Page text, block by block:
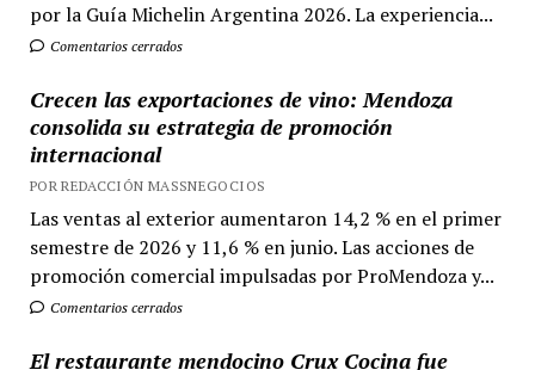
por la Guía Michelin Argentina 2026. La experiencia...
Comentarios cerrados
Crecen las exportaciones de vino: Mendoza
consolida su estrategia de promoción
internacional
POR REDACCIÓN MASSNEGOCIOS
Las ventas al exterior aumentaron 14,2 % en el primer
semestre de 2026 y 11,6 % en junio. Las acciones de
promoción comercial impulsadas por ProMendoza y...
Comentarios cerrados
El restaurante mendocino Crux Cocina fue